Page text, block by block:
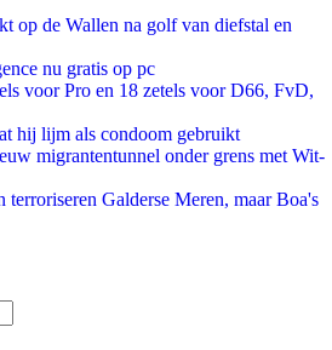
op de Wallen na golf van diefstal en
nu gratis op pc
voor Pro en 18 zetels voor D66, FvD,
hij lijm als condoom gebruikt
migrantentunnel onder grens met Wit-
terroriseren Galderse Meren, maar Boa's